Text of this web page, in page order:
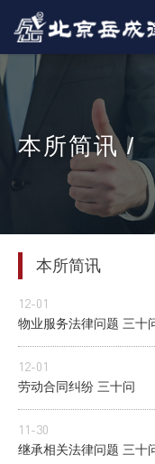
本所简讯 /
本所简讯
12-01
物业服务法律问题 三十
12-01
劳动合同纠纷 三十问
11-30
继承相关法律问题 三十